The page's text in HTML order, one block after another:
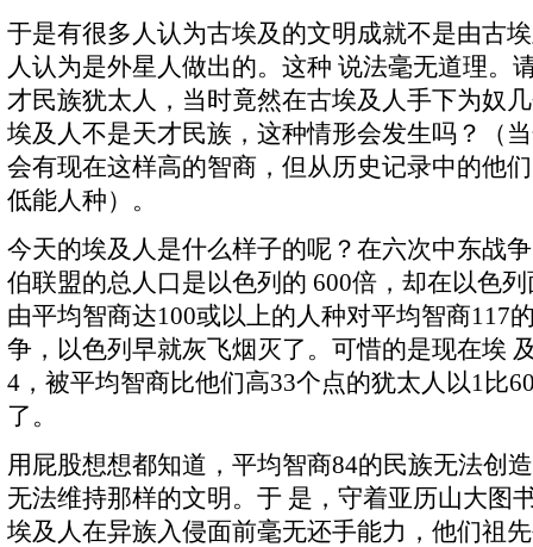
于是有很多人认为古埃及的文明成就不是由古
人认为是外星人做出的。这种 说法毫无道理。
才民族犹太人，当时竟然在古埃及人手下为奴
埃及人不是天才民族，这种情形会发生吗？（
会有现在这样高的智商，但从历史记录中的他
低能人种）。
今天的埃及人是什么样子的呢？在六次中东战
伯联盟的总人口是以色列的 600倍，却在以色
由平均智商达100或以上的人种对平均智商117
争，以色列早就灰飞烟灭了。可惜的是现在埃
4，被平均智商比他们高33个点的犹太人以1比
了。
用屁股想想都知道，平均智商84的民族无法创
无法维持那样的文明。于 是，守着亚历山大图
埃及人在异族入侵面前毫无还手能力，他们祖